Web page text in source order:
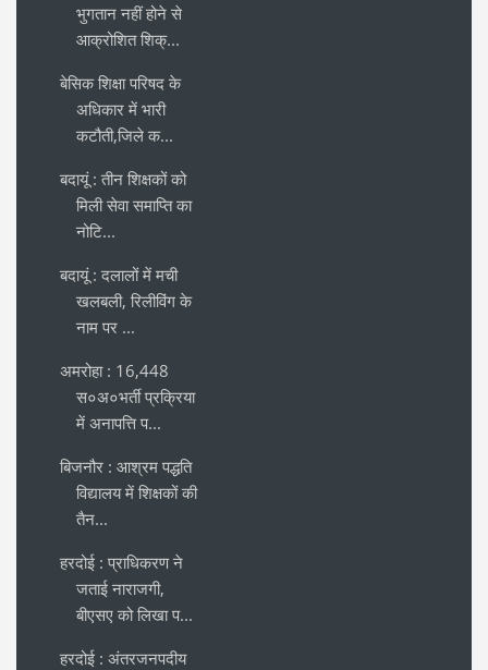
भुगतान नहीं होने से
आक्रोशित शिक्...
बेसिक शिक्षा परिषद के
अधिकार में भारी
कटौती,जिले क...
बदायूं : तीन शिक्षकों को
मिली सेवा समाप्ति का
नोटि...
बदायूं : दलालों में मची
खलबली, रिलीविंग के
नाम पर ...
अमरोहा : 16,448
स०अ०भर्ती प्रक्रिया
में अनापत्ति प...
बिजनौर : आश्रम पद्धति
विद्यालय में शिक्षकों की
तैन...
हरदोई : प्राधिकरण ने
जताई नाराजगी,
बीएसए को लिखा प...
हरदोई : अंतरजनपदीय